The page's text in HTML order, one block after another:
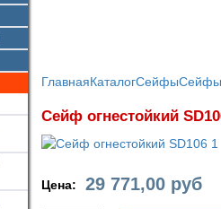
ГлавнаяКаталогСейфыСейфы
Сейф огнестойкий
Цена: 29 771,00 руб